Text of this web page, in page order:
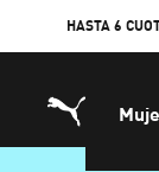
HASTA 6